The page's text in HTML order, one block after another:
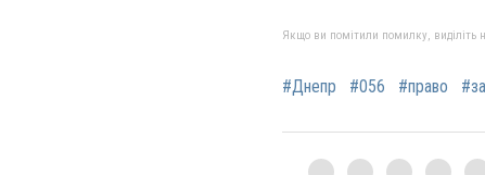
Якщо ви помітили помилку, виділіть
#Днепр #056 #право